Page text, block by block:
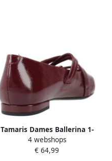
Tamaris Dames Ballerina 1-
22160-45 568
4 webshops
€ 64,99